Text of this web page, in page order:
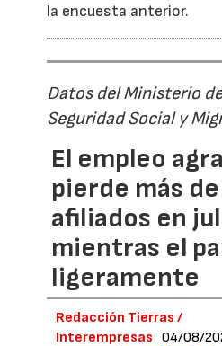
la encuesta anterior.
Datos del Ministerio
Seguridad Social y
El empleo
pierde más
afiliados en
mientras el
ligeramente
Redacción Tierras /
Interempresas
04/08/